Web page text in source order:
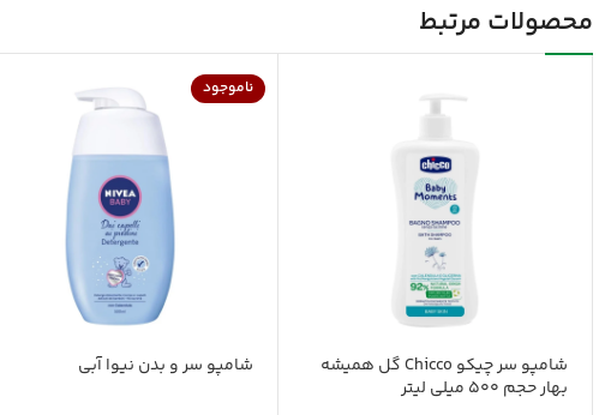
محصولات مرتبط
شامپو سر چیکو Chicco گل همیشه
بهار حجم 500 میلی لیتر
ناموجود
شامپو سر و بدن نیوا آبی